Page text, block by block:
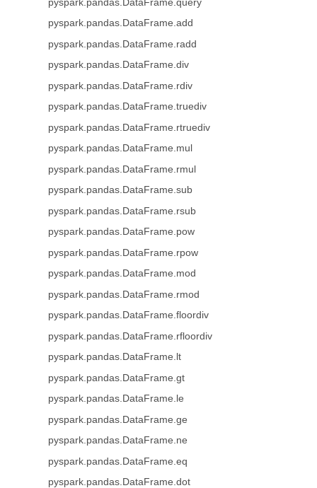
pyspark.pandas.DataFrame.query
pyspark.pandas.DataFrame.add
pyspark.pandas.DataFrame.radd
pyspark.pandas.DataFrame.div
pyspark.pandas.DataFrame.rdiv
pyspark.pandas.DataFrame.truediv
pyspark.pandas.DataFrame.rtruediv
pyspark.pandas.DataFrame.mul
pyspark.pandas.DataFrame.rmul
pyspark.pandas.DataFrame.sub
pyspark.pandas.DataFrame.rsub
pyspark.pandas.DataFrame.pow
pyspark.pandas.DataFrame.rpow
pyspark.pandas.DataFrame.mod
pyspark.pandas.DataFrame.rmod
pyspark.pandas.DataFrame.floordiv
pyspark.pandas.DataFrame.rfloordiv
pyspark.pandas.DataFrame.lt
pyspark.pandas.DataFrame.gt
pyspark.pandas.DataFrame.le
pyspark.pandas.DataFrame.ge
pyspark.pandas.DataFrame.ne
pyspark.pandas.DataFrame.eq
pyspark.pandas.DataFrame.dot